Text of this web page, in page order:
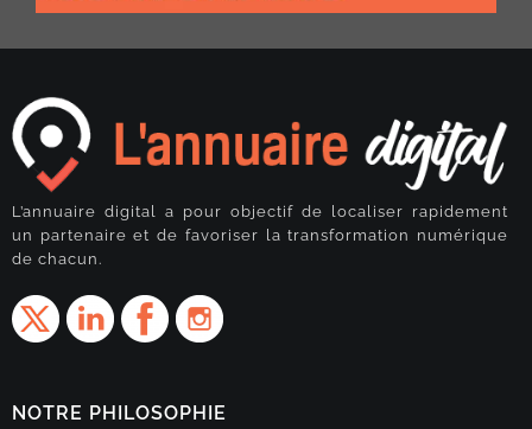
L’annuaire digital a pour objectif de localiser rapidement
un partenaire et de favoriser la transformation numérique
de chacun.
NOTRE PHILOSOPHIE